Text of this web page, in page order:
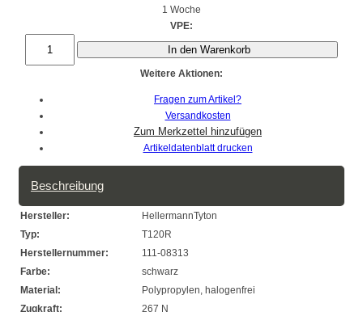
1 Woche
VPE:
In den Warenkorb
Weitere Aktionen:
Fragen zum Artikel?
Versandkosten
Artikeldatenblatt drucken
Beschreibung
Hersteller:
HellermannTyton
Typ:
T120R
Herstellernummer:
111-08313
Farbe:
schwarz
Material:
Polypropylen, halogenfrei
Zugkraft:
267 N